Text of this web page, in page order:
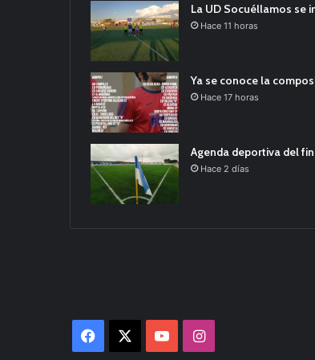
La UD Socuéllamos se
Hace 11 horas
Ya se conoce la
Hace 17 horas
Agenda deportiva del
Hace 2 días
Facebook YouTubeInstagram